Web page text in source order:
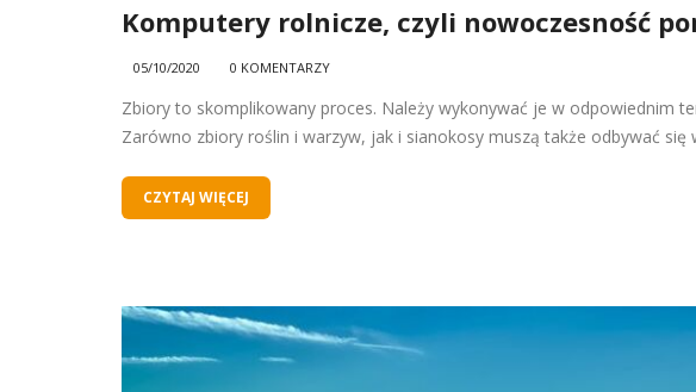
Komputery rolnicze, czyli nowoczesność
05/10/2020 0 KOMENTARZY
Zbiory to skomplikowany proces. Należy wykonywać je w odpowiednim
Zarówno zbiory roślin i warzyw, jak i sianokosy muszą także odbywać się
CZYTAJ WIĘCEJ